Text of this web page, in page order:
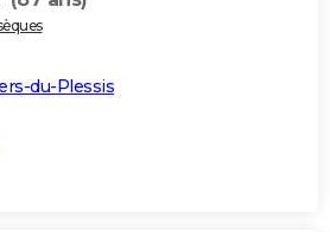
du-Plessis